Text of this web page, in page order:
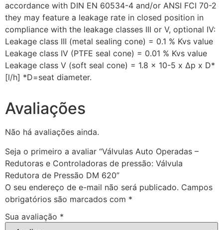
accordance with DIN EN 60534-4 and/or ANSI FCI 70-2
they may feature a leakage rate in closed position in
compliance with the leakage classes III or V, optional IV:
Leakage class III (metal sealing cone) = 0.1 % Kvs value
Leakage class IV (PTFE seal cone) = 0.01 % Kvs value
Leakage class V (soft seal cone) = 1.8 x 10-5 x Δp x D*
[l/h] *D=seat diameter.
Avaliações
Não há avaliações ainda.
Seja o primeiro a avaliar “Válvulas Auto Operadas –
Redutoras e Controladoras de pressão: Válvula
Redutora de Pressão DM 620”
O seu endereço de e-mail não será publicado. Campos
obrigatórios são marcados com *
Sua avaliação *